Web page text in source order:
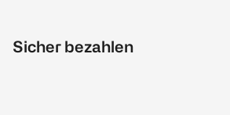
Sicher bezahlen